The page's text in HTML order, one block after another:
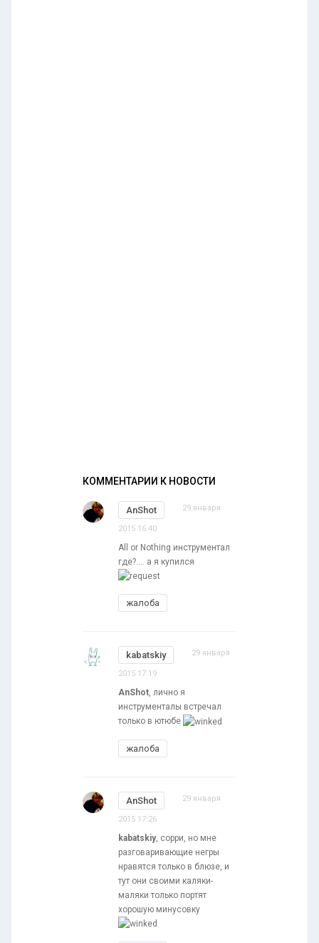
КОММЕНТАРИИ К НОВОСТИ
AnShot 29 января
2015 16:40
All or Nothing инструментал
где?.... а я купился
жалоба
kabatskiy 29 января
2015 17:19
AnShot, лично я
инструменталы встречал
только в ютюбе
жалоба
AnShot 29 января
2015 17:26
kabatskiy, сорри, но мне
разговаривающие негры
нравятся только в блюзе, и
тут они своими каляки-
маляки только портят
хорошую минусовку